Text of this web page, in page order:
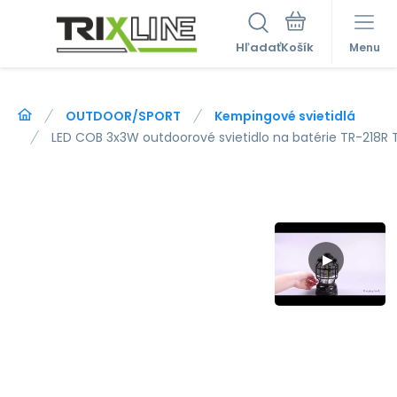
Hľadať Menu
OUTDOOR/SPORT
Kempingové svietidlá
LED COB 3x3W outdoorové svietidlo na batérie TR-218R